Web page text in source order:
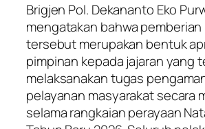
Brigjen Pol. Dekananto Eko
mengatakan bahwa
tersebut merupakan bentuk
pimpinan kepada jajaran yang
melaksanakan tugas
pelayanan masyarakat secara
selama rangkaian perayaan